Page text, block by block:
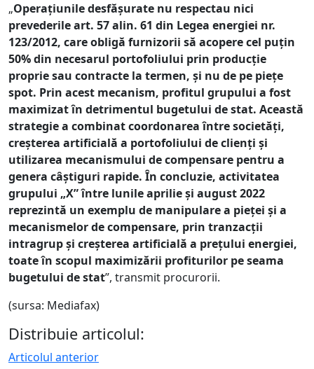
„Operațiunile desfășurate nu respectau nici
prevederile art. 57 alin. 61 din Legea energiei nr.
123/2012, care obligă furnizorii să acopere cel puțin
50% din necesarul portofoliului prin producție
proprie sau contracte la termen, și nu de pe piețe
spot. Prin acest mecanism, profitul grupului a fost
maximizat în detrimentul bugetului de stat. Această
strategie a combinat coordonarea între societăți,
creșterea artificială a portofoliului de clienți și
utilizarea mecanismului de compensare pentru a
genera câștiguri rapide. În concluzie, activitatea
grupului „X” între lunile aprilie și august 2022
reprezintă un exemplu de manipulare a pieței și a
mecanismelor de compensare, prin tranzacții
intragrup și creșterea artificială a prețului energiei,
toate în scopul maximizării profiturilor pe seama
bugetului de stat”, transmit procurorii.
(sursa: Mediafax)
Distribuie articolul:
Articolul anterior